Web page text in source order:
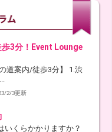
3分！Event Lounge
道案内/徒歩3分】 1.渋
2/3更新
いくらかかりますか？